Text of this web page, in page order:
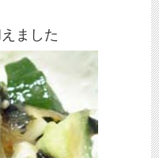
ました